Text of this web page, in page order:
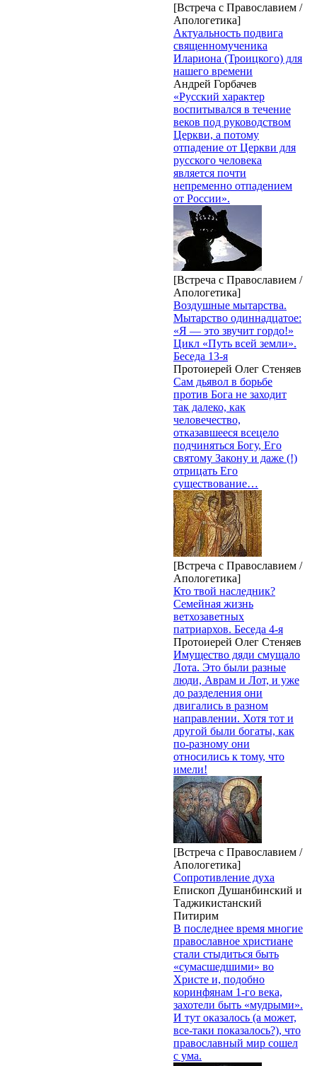
[Встреча с Православием /
Апологетика]
Актуальность подвига
священномученика
Илариона (Троицкого) для
нашего времени
Андрей Горбачев
«Русский характер
воспитывался в течение
веков под руководством
Церкви, а потому
отпадение от Церкви для
русского человека
является почти
непременно отпадением
от России».
[Встреча с Православием /
Апологетика]
Воздушные мытарства.
Мытарство одиннадцатое:
«Я — это звучит гордо!»
Цикл «Путь всей земли».
Беседа 13-я
Протоиерей Олег Стеняев
Сам дьявол в борьбе
против Бога не заходит
так далеко, как
человечество,
отказавшееся всецело
подчиняться Богу, Его
святому Закону и даже (!)
отрицать Его
существование…
[Встреча с Православием /
Апологетика]
Кто твой наследник?
Семейная жизнь
ветхозаветных
патриархов. Беседа 4-я
Протоиерей Олег Стеняев
Имущество дяди смущало
Лота. Это были разные
люди, Аврам и Лот, и уже
до разделения они
двигались в разном
направлении. Хотя тот и
другой были богаты, как
по-разному они
относились к тому, что
имели!
[Встреча с Православием /
Апологетика]
Сопротивление духа
Епископ Душанбинский и
Таджикистанский
Питирим
В последнее время многие
православное христиане
стали стыдиться быть
«сумасшедшими» во
Христе и, подобно
коринфянам 1-го века,
захотели быть «мудрыми».
И тут оказалось (а может,
все-таки показалось?), что
православный мир сошел
с ума.